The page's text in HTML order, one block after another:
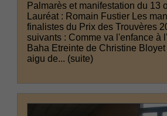
Palmarès et manifestation du 13
Lauréat : Romain Fustier Les
finalistes du Prix des Trouvères
suivants : Comme va l'enfance à
Baha Etreinte de Christine Bloyet
aigu de... (suite)